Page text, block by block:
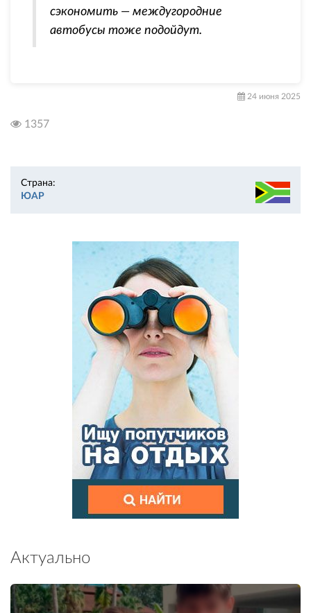
сэкономить — междугородние
автобусы тоже подойдут.
24 июня 2025
1357
Страна:
ЮАР
Актуально